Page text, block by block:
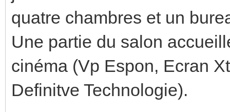
quatre chambres et un
Une partie du salon
cinéma (Vp Espon, Ecran
Definitve Technologie).